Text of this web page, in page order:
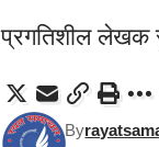
प्रगतिशील लेखक
By